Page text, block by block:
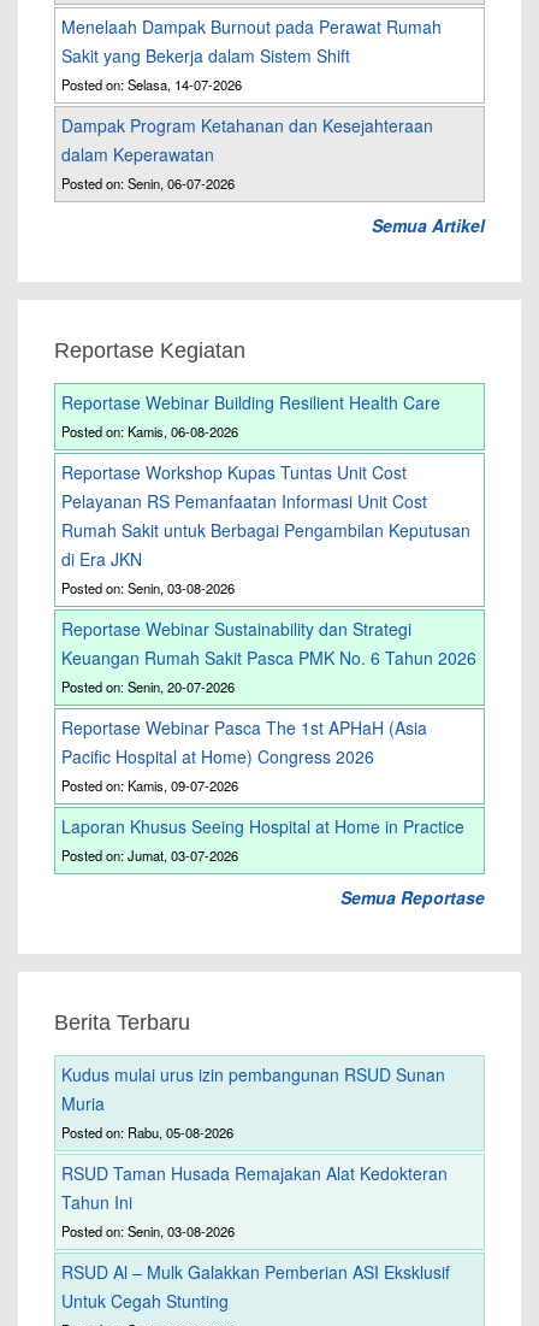
Menelaah Dampak Burnout pada Perawat Rumah
Sakit yang Bekerja dalam Sistem Shift
Posted on: Selasa, 14-07-2026
Dampak Program Ketahanan dan Kesejahteraan
dalam Keperawatan
Posted on: Senin, 06-07-2026
Semua Artikel
Reportase Kegiatan
Reportase Webinar Building Resilient Health Care
Posted on: Kamis, 06-08-2026
Reportase Workshop Kupas Tuntas Unit Cost
Pelayanan RS Pemanfaatan Informasi Unit Cost
Rumah Sakit untuk Berbagai Pengambilan Keputusan
di Era JKN
Posted on: Senin, 03-08-2026
Reportase Webinar Sustainability dan Strategi
Keuangan Rumah Sakit Pasca PMK No. 6 Tahun 2026
Posted on: Senin, 20-07-2026
Reportase Webinar Pasca The 1st APHaH (Asia
Pacific Hospital at Home) Congress 2026
Posted on: Kamis, 09-07-2026
Laporan Khusus Seeing Hospital at Home in Practice
Posted on: Jumat, 03-07-2026
Semua Reportase
Berita Terbaru
Kudus mulai urus izin pembangunan RSUD Sunan
Muria
Posted on: Rabu, 05-08-2026
RSUD Taman Husada Remajakan Alat Kedokteran
Tahun Ini
Posted on: Senin, 03-08-2026
RSUD Al – Mulk Galakkan Pemberian ASI Eksklusif
Untuk Cegah Stunting